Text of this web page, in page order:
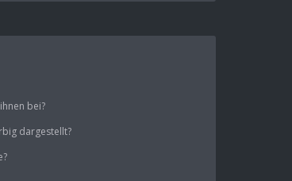
bei?
dargestellt?